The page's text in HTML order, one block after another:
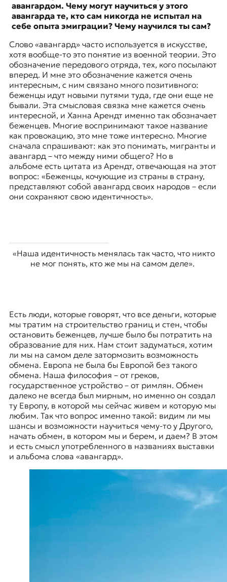
авангардом. Чему могут научиться у этого
авангарда те, кто сам никогда не испытал на
себе опыта эмиграции? Чему научился ты сам?
Слово «авангард» часто используется в искусстве,
хотя вообще-то это понятие из военной теории. Это
обозначение передового отряда, тех, кого посылают
вперед. И мне это обозначение кажется очень
интересным, с ним связано много позитивного:
беженцы идут новыми путями туда, где они еще не
бывали. Эта смысловая связка мне кажется очень
интересной, и Ханна Арендт именно так обозначает
беженцев. Многие воспринимают такое название
как провокацию, это мне тоже интересно. Многие
сначала спрашивают: как это понимать, мигранты и
авангард – что между ними общего? Но в
альбоме есть цитата из Арендт, отвечающая на этот
вопрос: «Беженцы, кочующие из страны в страну,
представляют собой авангард своих народов – если
они сохраняют свою идентичность».
«Наша идентичность менялась так часто, что никто
не мог понять, кто же мы на самом деле».
Есть люди, которые говорят, что все деньги, которые
мы тратим на строительство границ и стен, чтобы
остановить беженцев, лучше было бы потратить на
образование для них. Нам стоит задуматься, хотим
ли мы на самом деле затормозить возможность
обмена. Европа не была бы Европой без такого
обмена. Наша философия – от греков,
государственное устройство – от римлян. Обмен
далеко не всегда был мирным, но именно он создал
ту Европу, в которой мы сейчас живем и которую мы
любим. Так что вопрос именно такой: видим ли мы
шансы и возможности научиться чему-то у Другого,
начать обмен, в котором мы и берем, и даем? В этом
и есть смысл употребленного в названиях выставки
и альбома слова «авангард».